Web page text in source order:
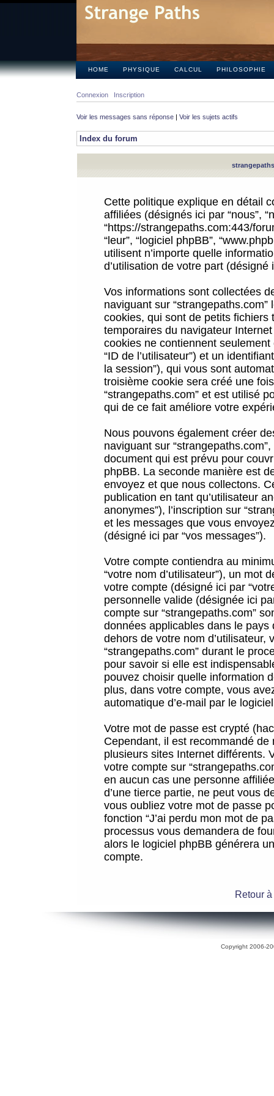
HOME PHYSIQUE CALCUL PHILOSOPHIE
Connexion Inscription
Voir les messages sans réponse | Voir les sujets actifs
Index du forum
Cette politique explique en détail
affiliées (désignés ici par “nous”,
“https://strangepaths.com:443/
“leur”, “logiciel phpBB”,
utilisent n’importe quelle
d’utilisation de votre part (désigné
Vos informations sont collectées
naviguant sur
cookies, qui sont de petits
temporaires du navigateur
cookies ne contiennent
“ID de l’utilisateur”) et un
la session”), qui vous sont
troisième cookie sera créé une
“strangepaths.com” et est utilisé
qui de ce fait améliore votre
Nous pouvons également créer
naviguant sur
document qui est prévu pour
phpBB. La seconde manière est
envoyez et que nous collectons.
publication en tant qu’utilisateur
anonymes”), l’inscription sur
et les messages que vous
(désigné ici par “vos messages”).
Votre compte contiendra au
“votre nom d’utilisateur”), un mot
votre compte (désigné ici par
personnelle valide (désignée ici
compte sur “strangepaths.com”
données applicables dans le
dehors de votre nom
“strangepaths.com” durant le
pour savoir si elle est
pouvez choisir quelle information
plus, dans votre compte, vous
automatique d’e-mail par le
Votre mot de passe est crypté
Cependant, il est recommandé
plusieurs sites Internet différents.
votre compte sur
en aucun cas une personne
d’une tierce partie, ne peut vous
vous oubliez votre mot de passe
fonction “J’ai perdu mon mot de
processus vous demandera de
alors le logiciel phpBB générera
compte.
Retour
Copyright 2006-